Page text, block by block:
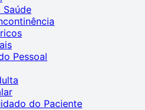
Saúde
Pessoal
do Paciente